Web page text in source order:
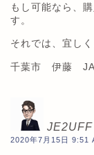
もし可能なら、
す。
それでは、宜し
千葉市 伊藤
JE2UFF
2020年7月15日 9:51